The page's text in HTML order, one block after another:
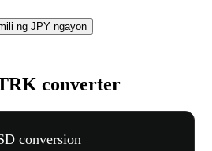
ng JPY ngayon
converter
conversion